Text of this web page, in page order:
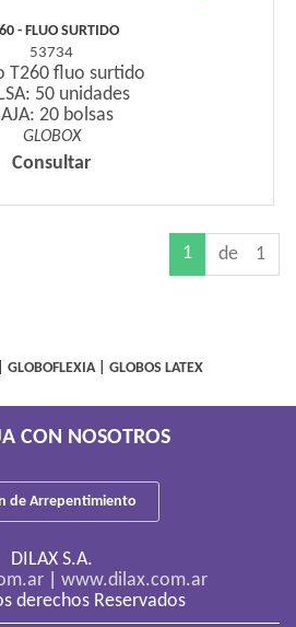
- FLUO SURTIDO
53734
T260 fluo surtido
50 unidades
20 bolsas
GLOBOX
Consultar
1 de 1
GLOBOFLEXIA| GLOBOS LATEX
CON NOSOTROS
de Arrepentimiento
DILAX S.A.
www.dilax.com.ar
derechos Reservados